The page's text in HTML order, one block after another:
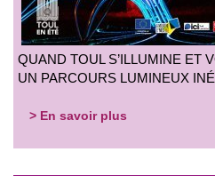
QUAND TOUL S’ILLUMINE ET
UN PARCOURS LUMINEUX
> En savoir plus